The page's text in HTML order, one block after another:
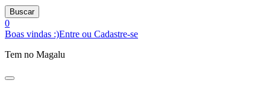
Buscar
0
Boas vindas :)Entre ou Cadastre-se
Tem no Magalu